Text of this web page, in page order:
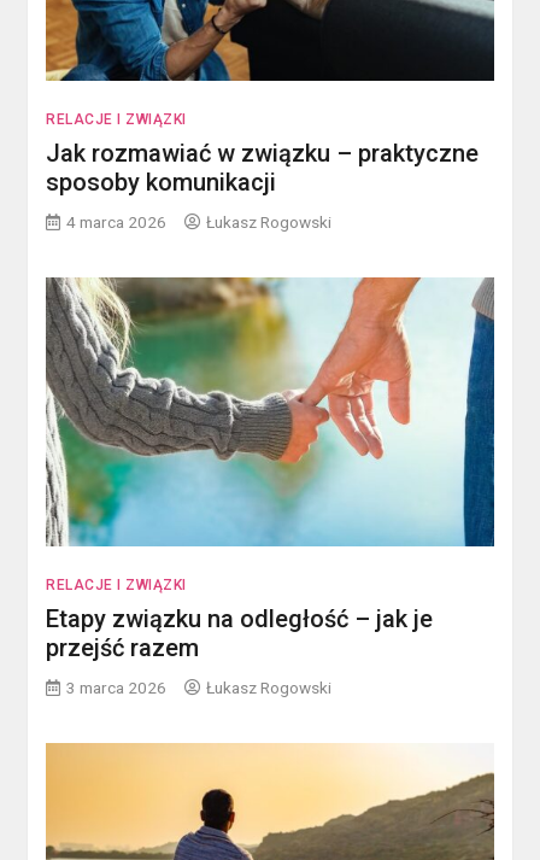
RELACJE I ZWIĄZKI
Jak rozmawiać w związku – praktyczne
sposoby komunikacji
4 marca 2026 Łukasz Rogowski
RELACJE I ZWIĄZKI
Etapy związku na odległość – jak je
przejść razem
3 marca 2026 Łukasz Rogowski